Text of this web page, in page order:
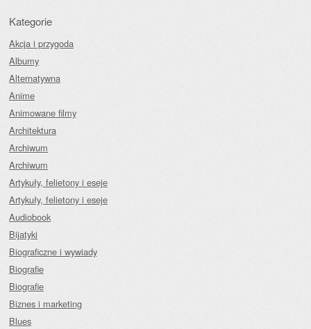
Kategorie
Akcja i przygoda
Albumy
Alternatywna
Anime
Animowane filmy
Architektura
Archiwum
Archiwum
Artykuły, felietony i eseje
Artykuły, felietony i eseje
Audiobook
Bijatyki
Biograficzne i wywiady
Biografie
Biografie
Biznes i marketing
Blues